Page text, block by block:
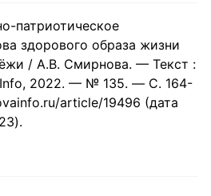
патриотическое
здорового образа жизни
/ А.В. Смирнова. — Текст :
2022. — № 135. — С. 164-
article/19496 (дата